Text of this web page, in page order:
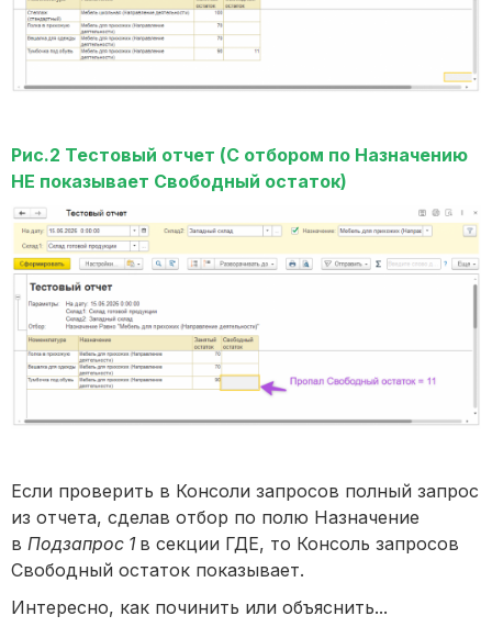
Рис.2 Тестовый отчет (С отбором по Назначению
НЕ показывает Свободный остаток)
Если проверить в Консоли запросов полный запрос
из отчета, сделав отбор по полю Назначение
в Подзапрос 1 в секции ГДЕ, то Консоль запросов
Свободный остаток показывает.
Интересно, как починить или объяснить...